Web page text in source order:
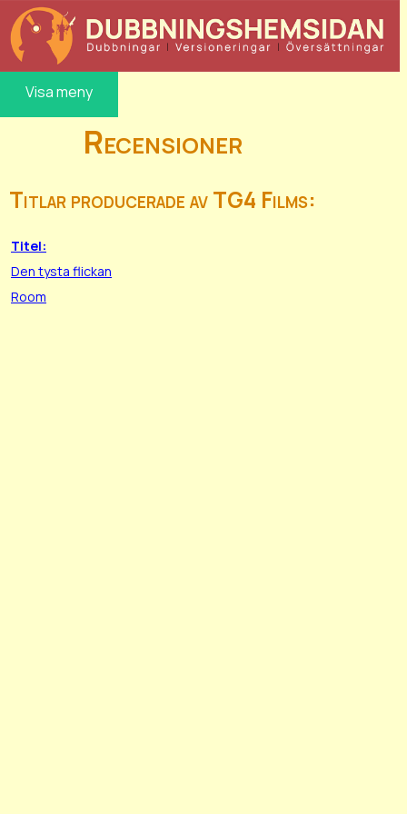
Visa meny
Recensioner
Titlar producerade av TG4 Films:
Titel:
Den tysta flickan
Room